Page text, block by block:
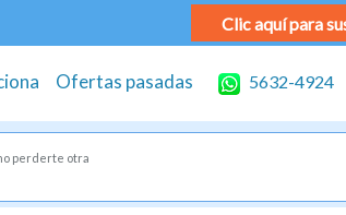
Clic aquí para
Ofertas pasadas 5632-4924
perderte otra